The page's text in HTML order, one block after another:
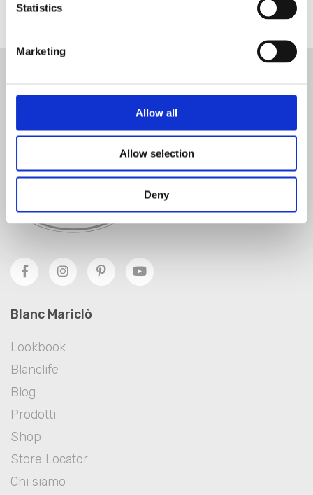
Statistics
Marketing
Allow all
Allow selection
Deny
ISCRIVITI
Blanc Mariclò
Lookbook
Blanclife
Blog
Prodotti
Shop
Store Locator
Chi siamo